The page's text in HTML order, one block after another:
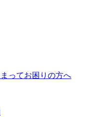
ってお困りの方へ